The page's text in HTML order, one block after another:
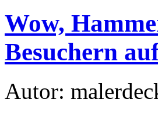
Wow,
Besuchern
Autor: